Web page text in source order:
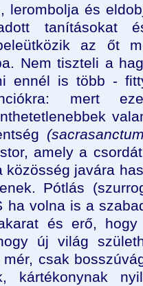
lerombolja és
tanításokat
az őt
Nem tiszteli a
ennél is több -
mert
amely a
közösség javára
Pótlás
ha volna is a
és erő,
új világ
csak
kártékonynak